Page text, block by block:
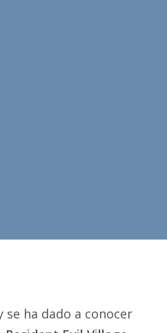
se ha dado a conocer